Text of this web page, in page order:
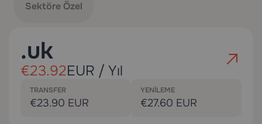
Sektöre Özel
.uk
€23.92EUR / Yıl
TRANSFER
€23.90 EUR
YENILEME
€27.60 EUR